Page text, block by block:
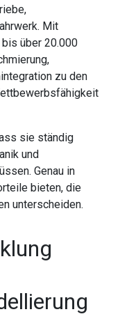
Mit
über 20.000
zu den
sie ständig
und
Genau in
bieten, die
unterscheiden.